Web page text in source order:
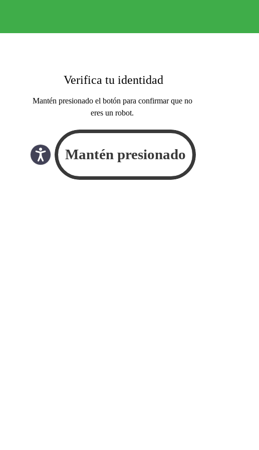
Verifica tu identidad
Mantén presionado el botón para confirmar que no
eres un robot.